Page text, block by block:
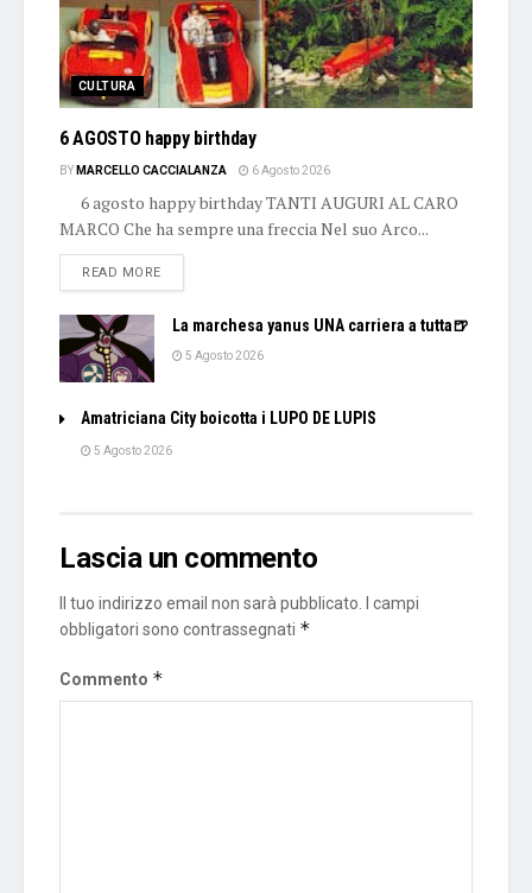
CULTURA
6 AGOSTO happy birthday
BY MARCELLO CACCIALANZA 6 Agosto 2026
6 agosto happy birthday TANTI AUGURI AL CARO
MARCO Che ha sempre una freccia Nel suo Arco...
READ MOREDETAILS
La marchesa yanus UNA carriera a tutta🍺
5 Agosto 2026
Amatriciana City boicotta i LUPO DE LUPIS
5 Agosto 2026
Lascia un commento
Il tuo indirizzo email non sarà pubblicato.
I campi
obbligatori sono contrassegnati *
Commento *